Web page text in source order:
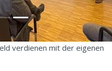
verdienen mit der eigenen